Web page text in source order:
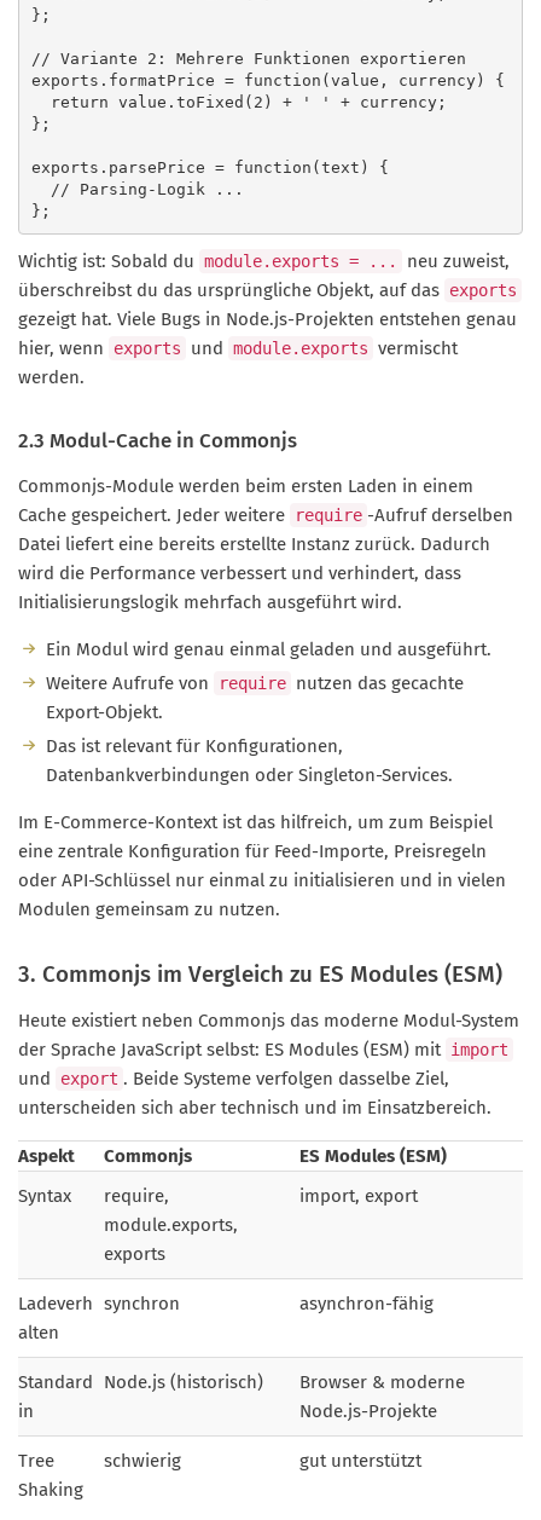
};
// Variante 2: Mehrere Funktionen exportieren
exports.formatPrice = function(value, currency) {
};
exports.parsePrice = function(text) {
};
Wichtig ist: Sobald du module.exports = ...
neu zuweist,
überschreibst du das ursprüngliche Objekt, auf das exports
gezeigt hat. Viele Bugs in Node.js-Projekten entstehen genau
hier, wenn
exports und module.exports vermischt
werden.
2.3 Modul-Cache in Commonjs
Commonjs-Module werden beim ersten Laden in einem
Cache gespeichert. Jeder weitere
require -Aufruf derselben
Datei liefert eine bereits erstellte Instanz zurück. Dadurch
wird die Performance verbessert und verhindert, dass
Initialisierungslogik mehrfach ausgeführt wird.
Ein Modul wird genau einmal geladen und ausgeführt.
Weitere Aufrufe von
require nutzen das gecachte
Export-Objekt.
Das ist relevant für Konfigurationen,
Datenbankverbindungen oder Singleton-Services.
Im E-Commerce-Kontext ist das hilfreich, um zum Beispiel
eine zentrale Konfiguration für Feed-Importe, Preisregeln
oder API-Schlüssel nur einmal zu initialisieren und in vielen
Modulen gemeinsam zu nutzen.
3. Commonjs im Vergleich zu ES Modules (ESM)
Heute existiert neben Commonjs das moderne Modul-System
der Sprache JavaScript selbst: ES Modules (ESM) mit import
und export . Beide Systeme verfolgen dasselbe Ziel,
unterscheiden sich aber technisch und im Einsatzbereich.
Aspekt Commonjs
ES Modules (ESM)
Syntax
require,
module.exports,
exports
import, export
Ladeverh
alten
synchron asynchron-fähig
Standard
in
Node.js (historisch)
Browser & moderne
Node.js-Projekte
Tree
Shaking
schwierig gut unterstützt